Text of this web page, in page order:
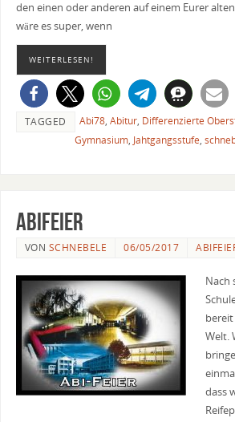
den einen oder anderen auf einem Eurer
wäre es super, wenn
WEITERLESEN!
TAGGED Abi78, Abitur, Differenzierte
Gymnasium, Jahtgangsstufe,
Abifeier
VON SCHNEBELE 06/05/2017
Nach
Welt.
dass